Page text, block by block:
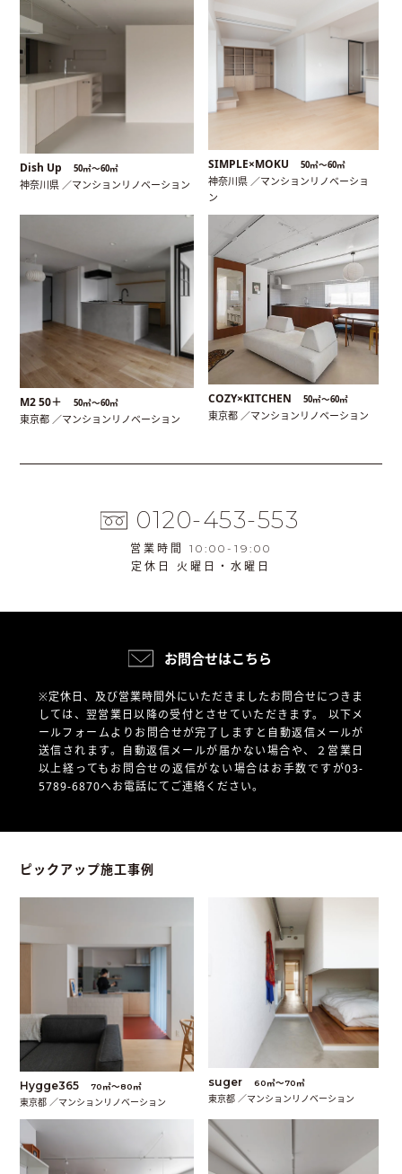
Dish Up 50㎡〜60㎡
神奈川県 ／マンションリノベーション
SIMPLE×MOKU 50㎡〜60㎡
神奈川県 ／マンションリノベーショ
ン
M2 50＋ 50㎡〜60㎡
東京都 ／マンションリノベーション
COZY×KITCHEN 50㎡〜60㎡
東京都 ／マンションリノベーション
0120-453-553
営業時間 10:00-19:00
定休日 火曜日・水曜日
お問合せはこちら
※定休日、及び営業時間外にいただきましたお問合せにつきま
しては、翌営業日以降の受付とさせていただきます。 以下メ
ールフォームよりお問合せが完了しますと自動返信メールが
送信されます。自動返信メールが届かない場合や、
２営業日
以上経ってもお問合せの返信がない場合はお手数ですが03-
5789-6870へお電話にてご連絡ください。
ピックアップ施工事例
Hygge365 70㎡〜80㎡
東京都 ／マンションリノベーション
suger 60㎡〜70㎡
東京都 ／マンションリノベーション